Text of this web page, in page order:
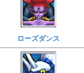
ローズダンス